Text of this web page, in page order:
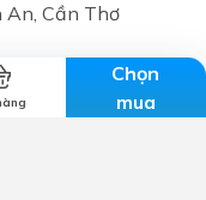
Chọn
mua
Cần Thơ